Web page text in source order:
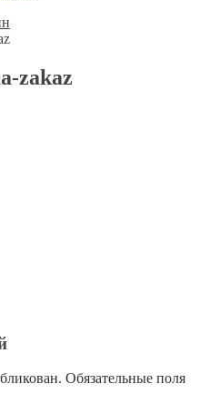
zakaz
Обязательные поля